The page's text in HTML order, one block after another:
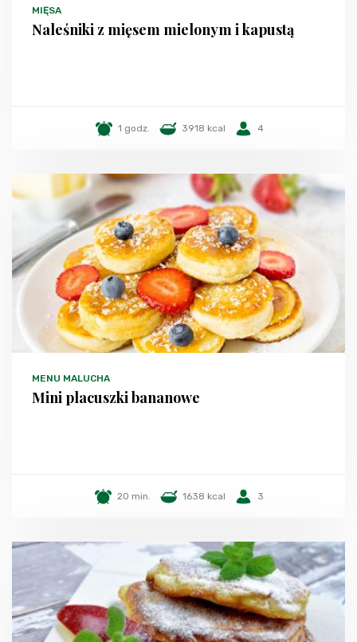
MIĘSA
Naleśniki z mięsem mielonym i kapustą
1 godz. 3918 kcal 4
MENU MALUCHA
Mini placuszki bananowe
20 min. 1638 kcal 3